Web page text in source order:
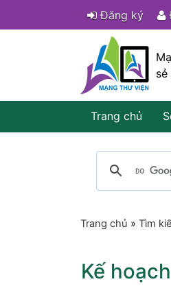
Đăng ký
Trang chủ
Trang chủ » Tìm
Kế hoạch